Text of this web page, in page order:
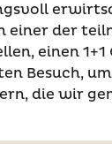
einer der
einen
Besuch,
die wir